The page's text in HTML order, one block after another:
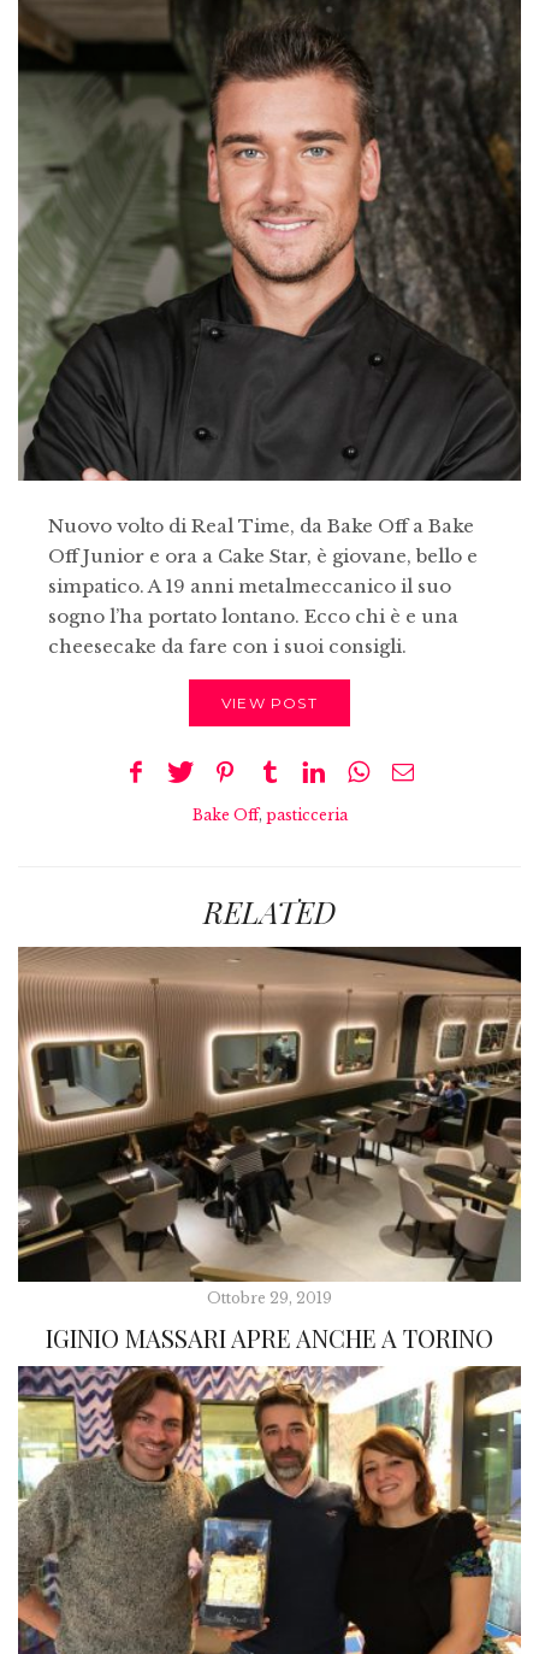
Nuovo volto di Real Time, da Bake Off a Bake
Off Junior e ora a Cake Star, è giovane, bello e
simpatico. A 19 anni metalmeccanico il suo
sogno l’ha portato lontano. Ecco chi è e una
cheesecake da fare con i suoi consigli.
VIEW POST
Bake Off, pasticceria
RELATED
Ottobre 29, 2019
IGINIO MASSARI APRE ANCHE A TORINO